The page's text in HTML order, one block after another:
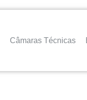
Câmaras Técnicas